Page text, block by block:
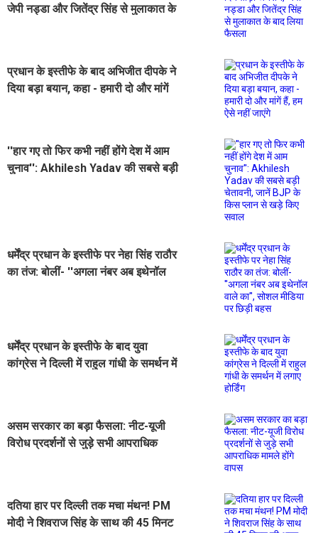
जेपी नड्डा और जितेंद्र सिंह से मुलाकात के
प्रधान के इस्तीफे के बाद अभिजीत दीपके ने
दिया बड़ा बयान, कहा - हमारी दो और मांगें
''हार गए तो फिर कभी नहीं होंगे देश में आम
चुनाव'': Akhilesh Yadav की सबसे बड़ी
धर्मेंद्र प्रधान के इस्तीफे पर नेहा सिंह राठौर
का तंज: बोलीं- ''अगला नंबर अब इथेनॉल
धर्मेंद्र प्रधान के इस्तीफे के बाद युवा
कांग्रेस ने दिल्ली में राहुल गांधी के समर्थन में
असम सरकार का बड़ा फैसला: नीट-यूजी
विरोध प्रदर्शनों से जुड़े सभी आपराधिक
दतिया हार पर दिल्ली तक मचा मंथन! PM
मोदी ने शिवराज सिंह के साथ की 45 मिनट